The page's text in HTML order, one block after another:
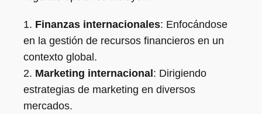
1. Finanzas internacionales: Enfocándose
en la gestión de recursos financieros en un
contexto global.
2. Marketing internacional : Dirigiendo
estrategias de marketing en diversos
mercados.